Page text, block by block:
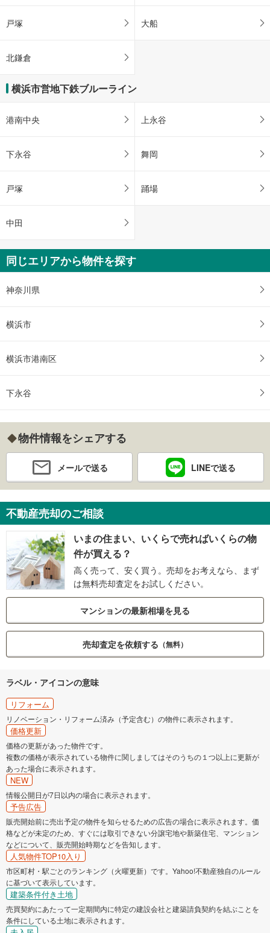
戸塚 大船
北鎌倉
横浜市営地下鉄ブルーライン
港南中央 上永谷
下永谷 舞岡
戸塚 踊場
中田
同じエリアから物件を探す
神奈川県
横浜市
横浜市港南区
下永谷
物件情報をシェアする
メールで送る LINEで送る
不動産売却のご相談
いまの住まい、いくらで売ればいくらの物
件が買える？
高く売って、安く買う。売却をお考えなら、まず
は無料売却査定をお試しください。
マンションの最新相場を見る
売却査定を依頼する （無料）
ラベル・アイコンの意味
リフォーム
リノベーション・リフォーム済み（予定含む）の物件に表示されます。
価格更新
価格の更新があった物件です。
複数の価格が表示されている物件に関しましてはそのうちの１つ以上に更新が
あった場合に表示されます。
NEW
情報公開日が7日以内の場合に表示されます。
予告広告
販売開始前に売出予定の物件を知らせるための広告の場合に表示されます。価
格などが未定のため、すぐには取引できない分譲宅地や新築住宅、マンション
などについて、販売開始時期などを告知します。
人気物件TOP10入り
市区町村・駅ごとのランキング（火曜更新）です。Yahoo!不動産独自のルール
に基づいて表示しています。
建築条件付き土地
売買契約にあたって一定期間内に特定の建設会社と建築請負契約を結ぶことを
条件にしている土地に表示されます。